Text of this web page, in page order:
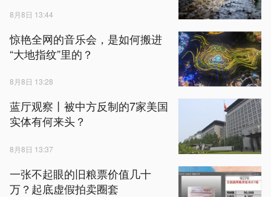
8月8日 13:44
惊艳全网的音乐会，是如何搬进
“大地指纹”里的？
8月8日 13:28
蓝厅观察丨被中方反制的7家美国
实体有何来头？
8月8日 13:37
一张不起眼的旧粮票价值几十
万？起底虚假拍卖圈套